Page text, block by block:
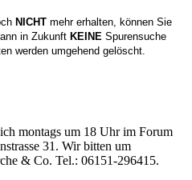
NICHT mehr erhalten, können Sie
in Zukunft KEINE Spurensuche
werden umgehend gelöscht.
montags um 18 Uhr im Forum
31. Wir bitten um
& Co. Tel.: 06151-296415.